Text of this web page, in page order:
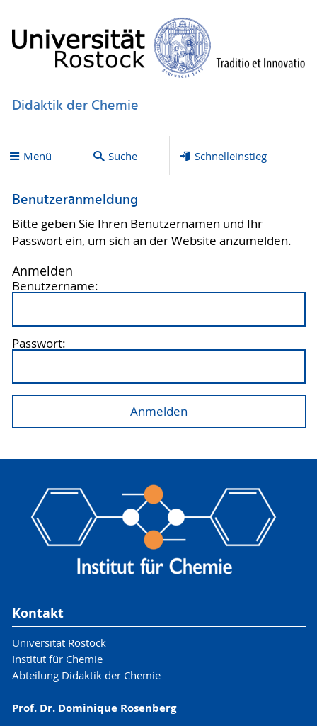
Didaktik der Chemie
Menü Suche Schnelleinstieg
Benutzeranmeldung
Bitte geben Sie Ihren Benutzernamen und Ihr
Passwort ein, um sich an der Website anzumelden.
Anmelden
Benutzername:
Passwort:
Kontakt
Universität Rostock
Institut für Chemie
Abteilung Didaktik der Chemie
Prof. Dr. Dominique Rosenberg